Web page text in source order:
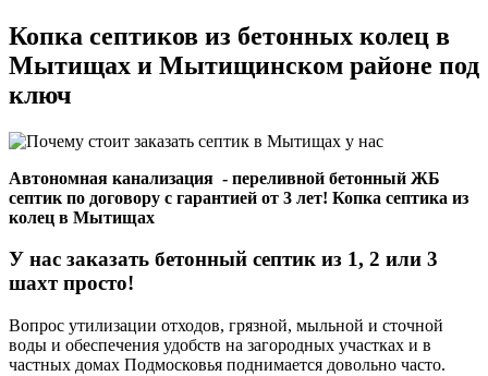
Копка септиков из бетонных колец в
Мытищах и Мытищинском районе под
ключ
Автономная канализация - переливной бетонный ЖБ
септик по договору с гарантией от 3 лет! Копка септика из
колец в Мытищах
У нас заказать бетонный септик из 1, 2 или 3
шахт просто!
Вопрос утилизации отходов, грязной, мыльной и сточной
воды и обеспечения удобств на загородных участках и в
частных домах Подмосковья поднимается довольно часто.